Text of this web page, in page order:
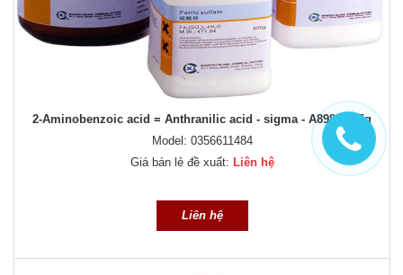
2-Aminobenzoic acid = Anthranilic acid - sigma - A89855-25g
Model: 0356611484
Giá bán lẻ đề xuất: Liên hệ
Liên hệ